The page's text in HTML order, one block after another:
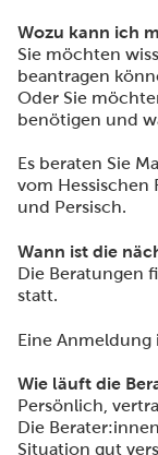
Wozu kann ich
Sie möchten
beantragen
Oder Sie
benötigen und
Es beraten Sie
vom Hessischen
und Persisch.
Wann ist die
Die Beratungen
statt.
Eine
Wie läuft die
Persönlich,
Die
Situation gut